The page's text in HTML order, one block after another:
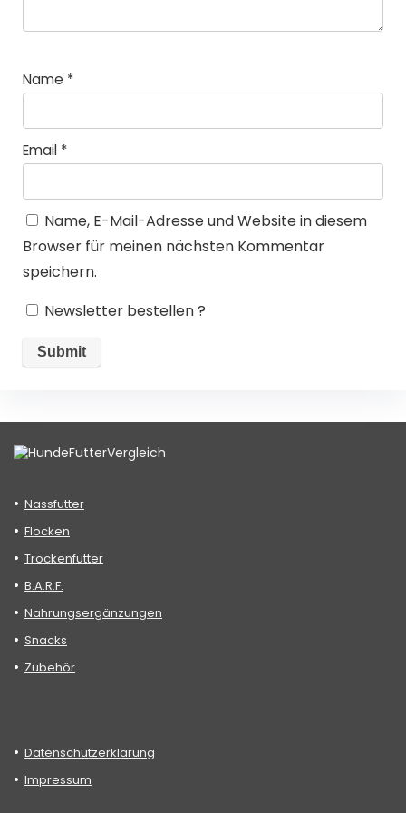
Name *
Email *
Name, E-Mail-Adresse und Website in diesem
Browser für meinen nächsten Kommentar
speichern.
Newsletter bestellen ?
Nassfutter
Flocken
Trockenfutter
B.A.R.F.
Nahrungsergänzungen
Snacks
Zubehör
Datenschutzerklärung
Impressum